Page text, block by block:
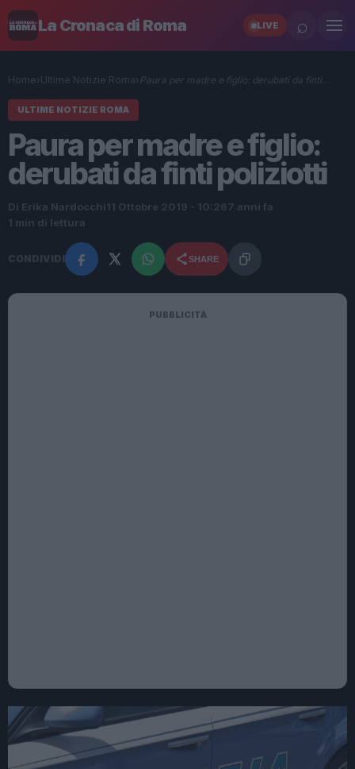
La Cronaca di Roma LIVE ⌕
Home› Ultime Notizie Roma› Paura per madre e figlio: derubati da finti…
ULTIME NOTIZIE ROMA
Paura per madre e figlio:
derubati da finti poliziotti
Di Erika Nardocchi 11 Ottobre 2019 - 10:267 anni fa
1 min di lettura
CONDIVIDI SHARE
PUBBLICITÀ